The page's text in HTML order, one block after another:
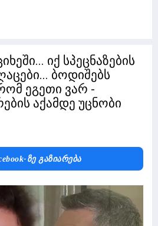
იქ სპეცნაზების
ბოდიშებს
ეგეთი ვარ -
აქამდე უცნობი
Ზე Გაზიარება